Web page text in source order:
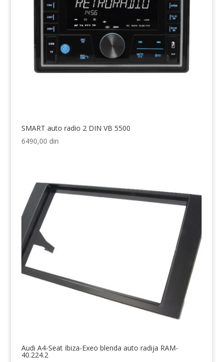
SMART auto radio 2 DIN VB 5500
6490,00 din
Audi A4-Seat Ibiza-Exeo blenda auto radija RAM-
40.224.2